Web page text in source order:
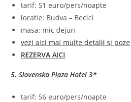
tarif: 51 euro/pers/noapte
locatie: Budva – Becici
masa: mic dejun
vezi aici mai multe detalii si poze
REZERVA AICI
5. Slovenska Plaza Hotel 3*
tarif: 56 euro/pers/noapte